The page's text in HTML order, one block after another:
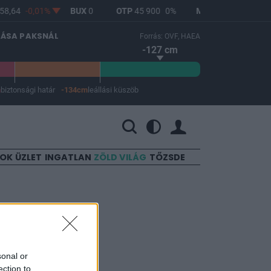
or
to
-0,01% BUX0 OTP45 900 0% MOL
PAKSNÁL Forrás: OVF, HAEA
-127 cm
biztonsági határ -134cm leállási küszöb
ÜZLET INGATLAN ZÖLD VILÁG TŐZSDE